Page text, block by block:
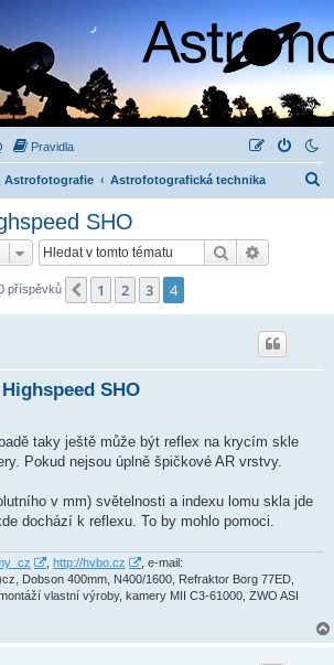
Pravidla
Astrofotografie Astrofotografická technika
SHO
Hledat
příspěvků Předchozí
1 2 3 4
SHO
taky ještě může být reflex na krycím skle
Pokud nejsou úplně špičkové AR vrstvy.
v mm) světelnosti a indexu lomu skla jde
dochází k reflexu. To by mohlo pomoci.
http://hvbo.cz
, e-mail:
Dobson 400mm, N400/1600, Refraktor Borg 77ED,
vlastní výroby, kamery MII C3-61000, ZWO ASI